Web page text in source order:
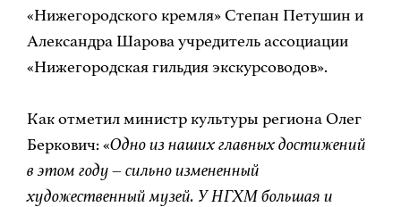
«Нижегородского кремля» Степан Петушин и
Александра Шарова учредитель ассоциации
«Нижегородская гильдия экскурсоводов».
Как отметил министр культуры региона Олег
Беркович: «Одно из наших главных достижений
в этом году – сильно измененный
художественный музей. У НГХМ большая и